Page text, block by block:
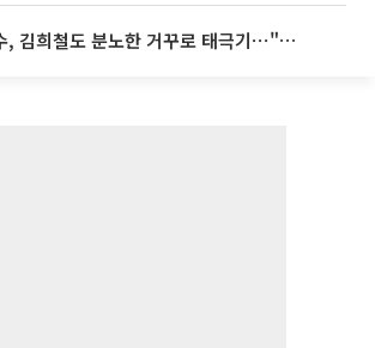
서경덕 교수, 김희철도 분노한 거꾸로 태극기⋯"엉터리는 아냐, 아쉬울 뿐"